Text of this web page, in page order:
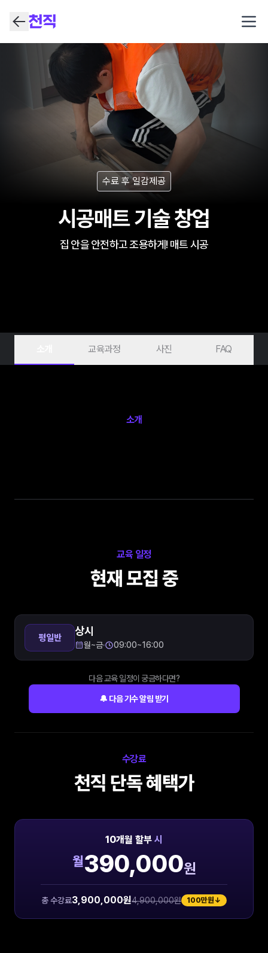
수료 후 일감제공
시공매트 기술 창업
집 안을 안전하고 조용하게! 매트 시공
교육과정 사진 FAQ
소개
교육 일정
현재 모집 중
평일반
상시
월~금 09:00~16:00
다음 교육 일정이 궁금하다면?
🔔 다음 기수 알림 받기
수강료
천직 단독 혜택가
10개월 할부 시
월390,000원
총 수강료3,900,000원4,900,000원 100만원↓